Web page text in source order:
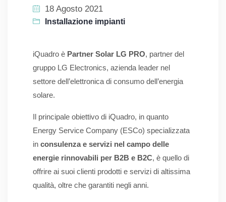
18 Agosto 2021
Installazione impianti
iQuadro è Partner Solar LG PRO, partner del
gruppo LG Electronics, azienda leader nel
settore dell’elettronica di consumo dell’energia
solare.
Il principale obiettivo di iQuadro, in quanto
Energy Service Company (ESCo) specializzata
in consulenza e servizi nel campo delle
energie rinnovabili per B2B e B2C, è quello di
offrire ai suoi clienti prodotti e servizi di altissima
qualità, oltre che garantiti negli anni.